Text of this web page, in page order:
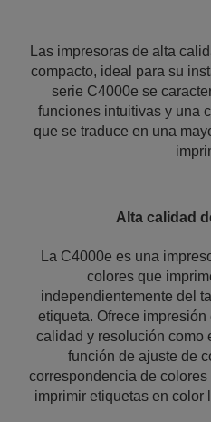
Las impresoras de alta
compacto, ideal para su
serie C4000e se
funciones intuitivas y una
que se traduce en una
Alta calidad
La C4000e es una
colores que
independientemente del
etiqueta. Ofrece
calidad y resolución como
función de ajuste de
correspondencia de
imprimir etiquetas en color